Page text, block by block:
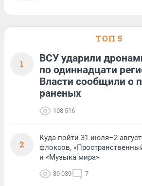
ТОП 5
1
ВСУ ударили
по одиннадцати
Власти сообщили о
раненых
108 516
2
Куда пойти 31 июля–2
флоксов,
и «Музыка мира»
89 039 7